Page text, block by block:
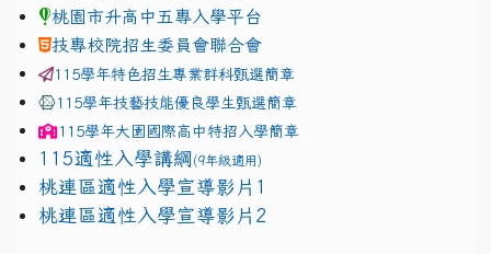
桃園市升高中五專入學平台
技專校院招生委員會聯合會
115學年特色招生專業群科甄選簡章
115學年技藝技能優良學生甄選簡章
115學年大園國際高中特招入學簡章
115適性入學講綱 (9年級適用)
link to https://docs.google.com/presentation/d/
桃連區適性入學宣導影片1
link to https://docs.google.com/presentation/d/
桃連區適性入學宣導影片2